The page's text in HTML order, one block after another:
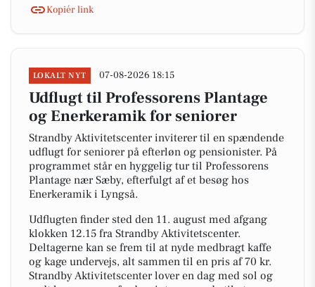
Kopiér link
LOKALT NYT 07-08-2026 18:15
Udflugt til Professorens Plantage
og Enerkeramik for seniorer
Strandby Aktivitetscenter inviterer til en spændende
udflugt for seniorer på efterløn og pensionister. På
programmet står en hyggelig tur til Professorens
Plantage nær Sæby, efterfulgt af et besøg hos
Enerkeramik i Lyngså.
Udflugten finder sted den 11. august med afgang
klokken 12.15 fra Strandby Aktivitetscenter.
Deltagerne kan se frem til at nyde medbragt kaffe
og kage undervejs, alt sammen til en pris af 70 kr.
Strandby Aktivitetscenter lover en dag med sol og